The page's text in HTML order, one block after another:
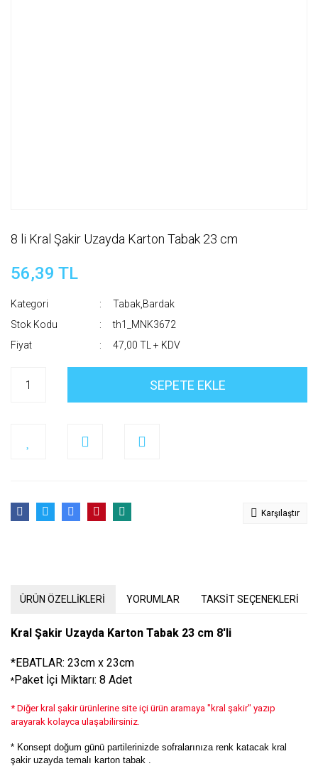
8 li Kral Şakir Uzayda Karton Tabak 23 cm
56,39 TL
Kategori
Tabak,Bardak
Stok Kodu
th1_MNK3672
Fiyat
47,00 TL + KDV
SEPETE EKLE
Karşılaştır
ÜRÜN ÖZELLİKLERİ YORUMLAR TAKSİT SEÇENEKLERİ
Kral Şakir Uzayda Karton Tabak 23 cm 8'li
*EBATLAR: 23cm x 23cm
*Paket İçi Miktarı: 8 Adet
* Diğer kral şakir ürünlerine site içi ürün aramaya "kral şakir" yazıp
arayarak kolayca ulaşabilirsiniz.
* Konsept doğum günü partilerinizde sofralarınıza renk katacak kral
şakir uzayda temalı karton tabak .